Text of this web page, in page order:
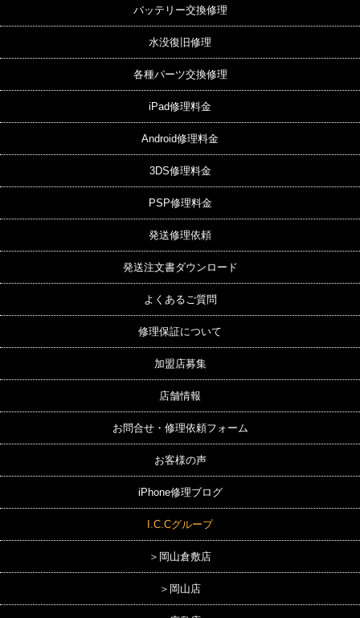
バッテリー交換修理
水没復旧修理
各種パーツ交換修理
iPad修理料金
Android修理料金
3DS修理料金
PSP修理料金
発送修理依頼
発送注文書ダウンロード
よくあるご質問
修理保証について
加盟店募集
店舗情報
お問合せ・修理依頼フォーム
お客様の声
iPhone修理ブログ
I.C.Cグループ
＞岡山倉敷店
＞岡山店